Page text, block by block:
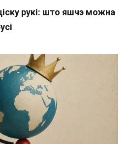
рукі: што яшчэ можна